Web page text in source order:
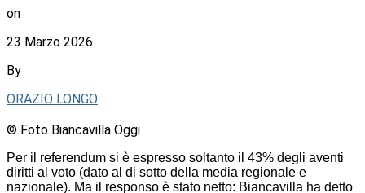
on
23 Marzo 2026
By
ORAZIO LONGO
© Foto Biancavilla Oggi
Per il referendum si è espresso soltanto il 43% degli aventi
diritti al voto (dato al di sotto della media regionale e
nazionale). Ma il responso è stato netto: Biancavilla ha detto